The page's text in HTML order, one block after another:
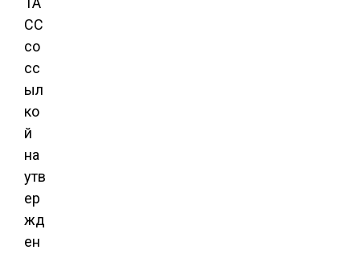
СС
со
сс
ыл
ко
й
на
утв
ер
жд
ен